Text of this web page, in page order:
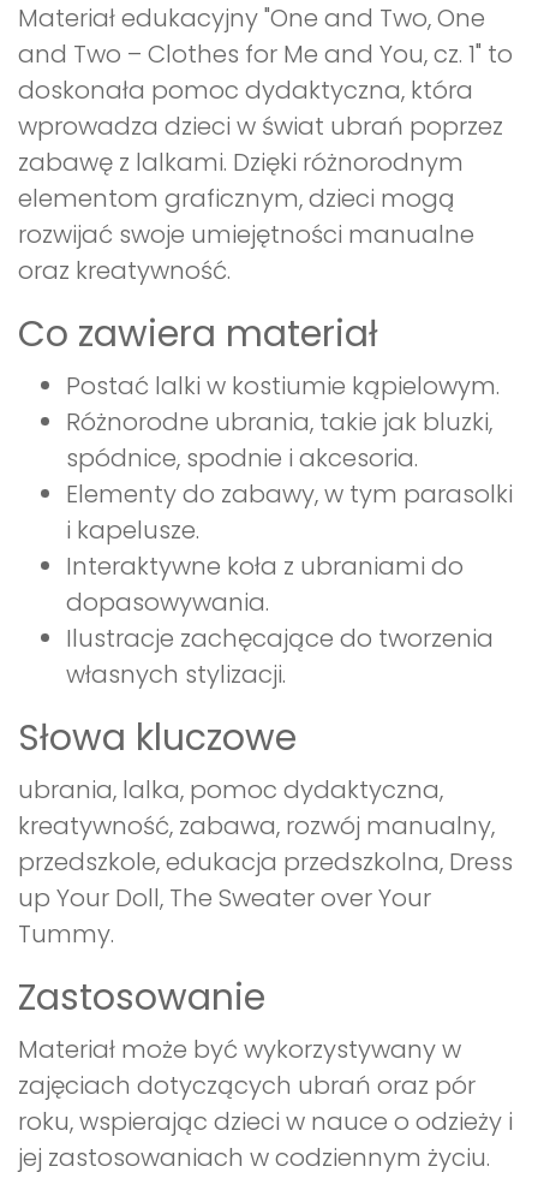
Materiał edukacyjny "One and Two, One
and Two – Clothes for Me and You, cz. 1" to
doskonała pomoc dydaktyczna, która
wprowadza dzieci w świat ubrań poprzez
zabawę z lalkami. Dzięki różnorodnym
elementom graficznym, dzieci mogą
rozwijać swoje umiejętności manualne
oraz kreatywność.
Co zawiera materiał
Postać lalki w kostiumie kąpielowym.
Różnorodne ubrania, takie jak bluzki,
spódnice, spodnie i akcesoria.
Elementy do zabawy, w tym parasolki
i kapelusze.
Interaktywne koła z ubraniami do
dopasowywania.
Ilustracje zachęcające do tworzenia
własnych stylizacji.
Słowa kluczowe
ubrania, lalka, pomoc dydaktyczna,
kreatywność, zabawa, rozwój manualny,
przedszkole, edukacja przedszkolna, Dress
up Your Doll, The Sweater over Your
Tummy.
Zastosowanie
Materiał może być wykorzystywany w
zajęciach dotyczących ubrań oraz pór
roku, wspierając dzieci w nauce o odzieży i
jej zastosowaniach w codziennym życiu.